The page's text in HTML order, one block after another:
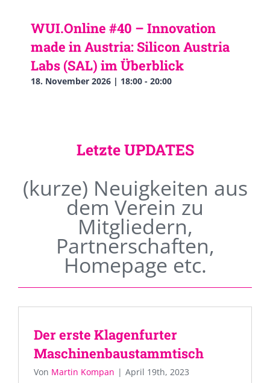
WUI.Online #40 – Innovation
made in Austria: Silicon Austria
Labs (SAL) im Überblick
18. November 2026 | 18:00 - 20:00
Letzte UPDATES
(kurze) Neuigkeiten aus
dem Verein zu
Mitgliedern,
Partnerschaften,
Homepage etc.
Der erste Klagenfurter
Maschinenbaustammtisch
Von Martin Kompan | April 19th, 2023